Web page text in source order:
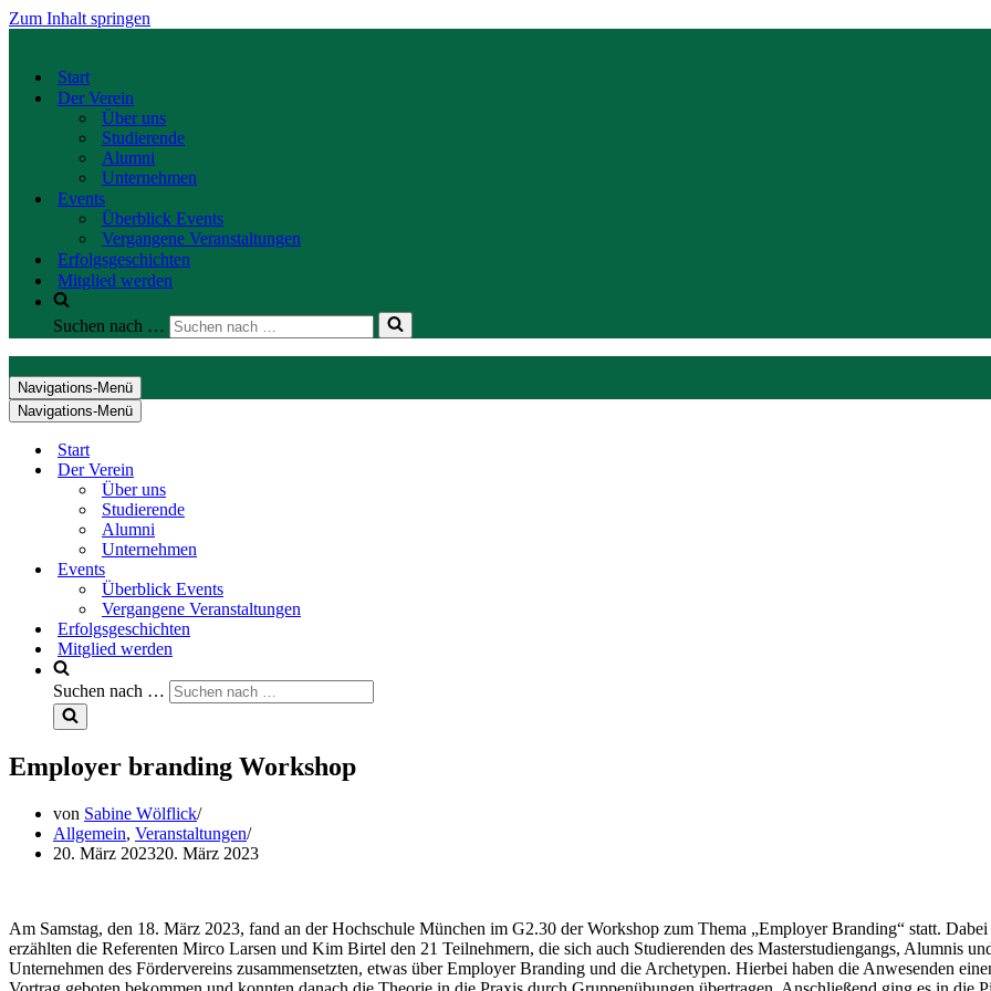
Zum Inhalt springen
Start
Der Verein
Über uns
Studierende
Alumni
Unternehmen
Events
Überblick Events
Vergangene Veranstaltungen
Erfolgsgeschichten
Mitglied werden
Suchen nach …
Navigations-Menü
Navigations-Menü
Start
Der Verein
Über uns
Studierende
Alumni
Unternehmen
Events
Überblick Events
Vergangene Veranstaltungen
Erfolgsgeschichten
Mitglied werden
Suchen nach …
Employer branding Workshop
von Sabine Wölflick
Allgemein, Veranstaltungen
20. März 202320. März 2023
Am Samstag, den 18. März 2023, fand an der Hochschule München im G2.30 der Workshop zum Thema „Employer Branding“ statt. Dabei
erzählten die Referenten Mirco Larsen und Kim Birtel den 21 Teilnehmern, die sich auch Studierenden des Masterstudiengangs, Alumnis
Unternehmen des Fördervereins zusammensetzten, etwas über Employer Branding und die Archetypen. Hierbei haben die Anwesenden